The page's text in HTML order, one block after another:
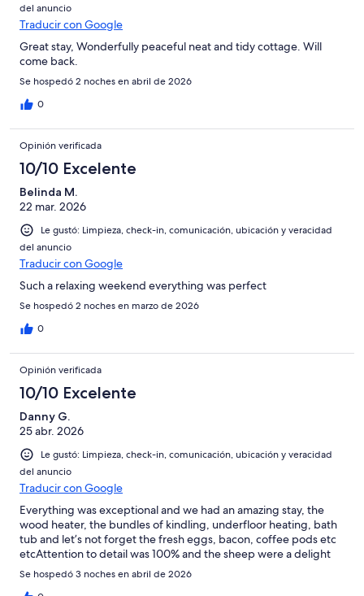
del anuncio
Traducir con Google
Great stay, Wonderfully peaceful neat and tidy cottage. Will
come back.
Se hospedó 2 noches en abril de 2026
0
Opinión verificada
10/10 Excelente
Belinda M.
22 mar. 2026
Le gustó: Limpieza, check-in, comunicación, ubicación y veracidad
del anuncio
Traducir con Google
Such a relaxing weekend everything was perfect
Se hospedó 2 noches en marzo de 2026
0
Opinión verificada
10/10 Excelente
Danny G.
25 abr. 2026
Le gustó: Limpieza, check-in, comunicación, ubicación y veracidad
del anuncio
Traducir con Google
Everything was exceptional and we had an amazing stay, the
wood heater, the bundles of kindling, underfloor heating, bath
tub and let’s not forget the fresh eggs, bacon, coffee pods etc
etcAttention to detail was 100% and the sheep were a delight
Se hospedó 3 noches en abril de 2026